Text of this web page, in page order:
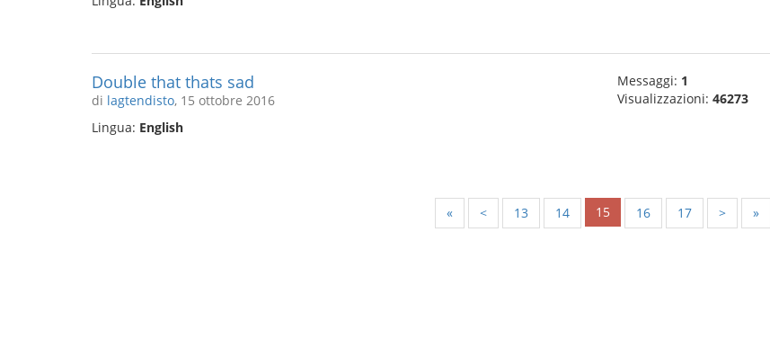
Double that thats sad
di lagtendisto, 15 ottobre 2016
Lingua: English
Messaggi: 1
Visualizzazioni: 46273
« < 13 14 15 16 17 > »